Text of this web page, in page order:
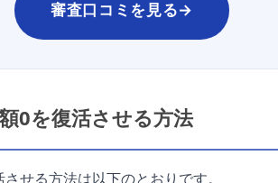
審査口コミを見る→
0を復活させる方法
せる方法は以下のとおりです。